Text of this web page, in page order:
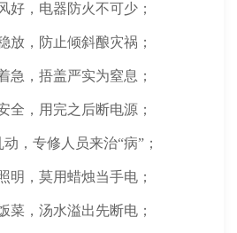
好，电器防火不可少；
放，防止倾斜酿灾祸；
急，捂盖严实为窒息；
全，用完之后断电源；
，专修人员来治“病”；
明，莫用蜡烛当手电；
菜，汤水溢出先断电；